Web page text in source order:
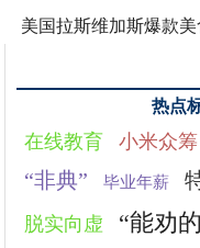
美国拉斯维加斯爆款
热点
在线教育 小米众筹
“非典” 毕业年薪
脱实向虚 “能劝的